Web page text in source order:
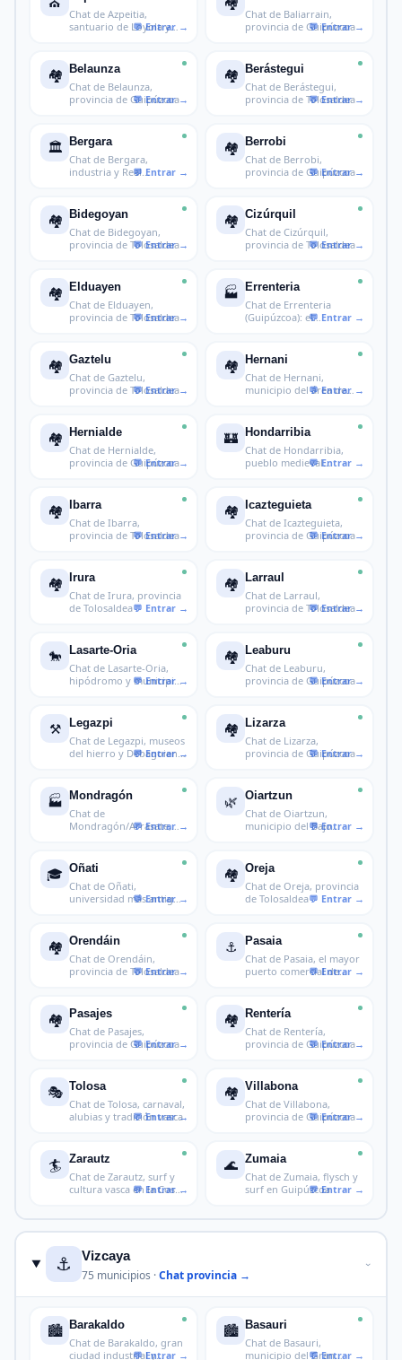
Chat de Azpeitia,
santuario de Loyola y
Chat de Baliarrain,
provincia de Guipúzcoa
🏘️ Belaunza
Chat de Belaunza,
provincia de Guipúzcoa
🏘️ Berástegui
Chat de Berástegui,
provincia de Tolosaldea
🏛️ Bergara
Chat de Bergara,
industria y Real
🏘️ Berrobi
Chat de Berrobi,
provincia de Guipúzcoa
🏘️ Bidegoyan
Chat de Bidegoyan,
provincia de Tolosaldea
🏘️ Cizúrquil
Chat de Cizúrquil,
provincia de Tolosaldea
🏘️ Elduayen
Chat de Elduayen,
provincia de Tolosaldea
🏭 Errenteria
Chat de Errenteria
(Guipúzcoa): el
🏘️ Gaztelu
Chat de Gaztelu,
provincia de Tolosaldea
🏘️ Hernani
Chat de Hernani,
municipio del área de
🏘️ Hernialde
Chat de Hernialde,
provincia de Guipúzcoa
🏰 Hondarribia
Chat de Hondarribia,
pueblo medieval
🏘️ Ibarra
Chat de Ibarra,
provincia de Tolosaldea
🏘️ Icazteguieta
Chat de Icazteguieta,
provincia de Guipúzcoa
🏘️ Irura
Chat de Irura, provincia
de Tolosaldea
🏘️ Larraul
Chat de Larraul,
provincia de Tolosaldea
🐎 Lasarte-Oria
Chat de Lasarte-Oria,
hipódromo y municipio
🏘️ Leaburu
Chat de Leaburu,
provincia de Guipúzcoa
⚒️ Legazpi
Chat de Legazpi, museos
del hierro y Debagoiena
🏘️ Lizarza
Chat de Lizarza,
provincia de Guipúzcoa
🏭 Mondragón
Chat de
Mondragón/Arrasate,
🌿 Oiartzun
Chat de Oiartzun,
municipio del Bajo
🎓 Oñati
Chat de Oñati,
universidad más antigua
🏘️ Oreja
Chat de Oreja, provincia
de Tolosaldea
🏘️ Orendáin
Chat de Orendáin,
provincia de Tolosaldea
⚓ Pasaia
Chat de Pasaia, el mayor
puerto comercial de
🏘️ Pasajes
Chat de Pasajes,
provincia de Guipúzcoa
🏘️ Rentería
Chat de Rentería,
provincia de Guipúzcoa
🎭 Tolosa
Chat de Tolosa, carnaval,
alubias y tradición vasca
🏘️ Villabona
Chat de Villabona,
provincia de Guipúzcoa
🏄 Zarautz
Chat de Zarautz, surf y
cultura vasca en la Costa
🌊 Zumaia
Chat de Zumaia, flysch y
surf en Guipúzcoa
⚓
Vizcaya
75 municipios ·Chat provincia →
›
🏙️ Barakaldo
Chat de Barakaldo, gran
ciudad industrial y
🏙️ Basauri
Chat de Basauri,
municipio del Gran